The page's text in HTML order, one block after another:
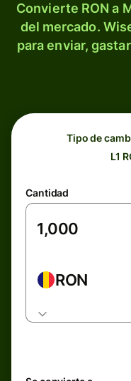
Convierte RON a
del mercado.
para enviar,
Tipo de
L1
Cantidad
RON